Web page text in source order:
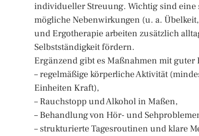
individueller Streuung. Wichtig sind
mögliche Nebenwirkungen (u. a.
und Ergotherapie arbeiten zusätzlich
Selbstständigkeit fördern.
Ergänzend gibt es Maßnahmen mit
– regelmäßige körperliche Aktivität
Einheiten Kraft),
– Rauchstopp und Alkohol in Maßen,
– Behandlung von Hör- und
– strukturierte Tagesroutinen und klare